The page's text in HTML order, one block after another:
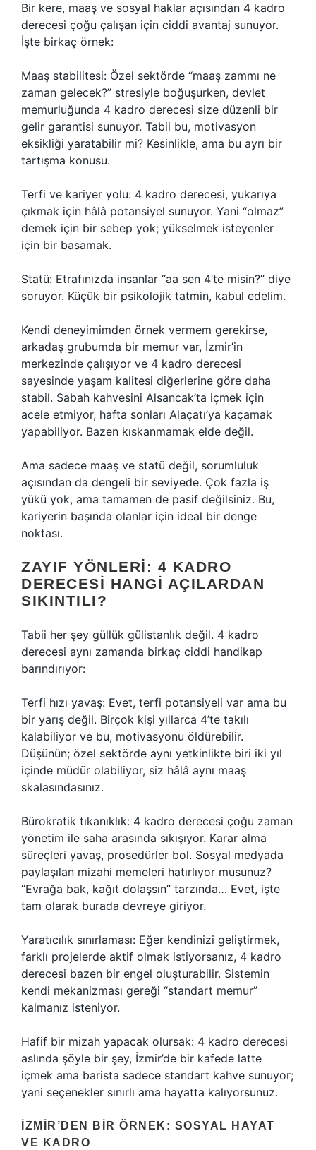
Bir kere, maaş ve sosyal haklar açısından 4 kadro
derecesi çoğu çalışan için ciddi avantaj sunuyor.
İşte birkaç örnek:
Maaş stabilitesi: Özel sektörde “maaş zammı ne
zaman gelecek?” stresiyle boğuşurken, devlet
memurluğunda 4 kadro derecesi size düzenli bir
gelir garantisi sunuyor. Tabii bu, motivasyon
eksikliği yaratabilir mi? Kesinlikle, ama bu ayrı bir
tartışma konusu.
Terfi ve kariyer yolu: 4 kadro derecesi, yukarıya
çıkmak için hâlâ potansiyel sunuyor. Yani “olmaz”
demek için bir sebep yok; yükselmek isteyenler
için bir basamak.
Statü: Etrafınızda insanlar “aa sen 4’te misin?” diye
soruyor. Küçük bir psikolojik tatmin, kabul edelim.
Kendi deneyimimden örnek vermem gerekirse,
arkadaş grubumda bir memur var, İzmir’in
merkezinde çalışıyor ve 4 kadro derecesi
sayesinde yaşam kalitesi diğerlerine göre daha
stabil. Sabah kahvesini Alsancak’ta içmek için
acele etmiyor, hafta sonları Alaçatı’ya kaçamak
yapabiliyor. Bazen kıskanmamak elde değil.
Ama sadece maaş ve statü değil, sorumluluk
açısından da dengeli bir seviyede. Çok fazla iş
yükü yok, ama tamamen de pasif değilsiniz. Bu,
kariyerin başında olanlar için ideal bir denge
noktası.
ZAYIF YÖNLERI: 4 KADRO
DERECESI HANGI AÇILARDAN
SIKINTILI?
Tabii her şey güllük gülistanlık değil. 4 kadro
derecesi aynı zamanda birkaç ciddi handikap
barındırıyor:
Terfi hızı yavaş: Evet, terfi potansiyeli var ama bu
bir yarış değil. Birçok kişi yıllarca 4’te takılı
kalabiliyor ve bu, motivasyonu öldürebilir.
Düşünün; özel sektörde aynı yetkinlikte biri iki yıl
içinde müdür olabiliyor, siz hâlâ aynı maaş
skalasındasınız.
Bürokratik tıkanıklık: 4 kadro derecesi çoğu zaman
yönetim ile saha arasında sıkışıyor. Karar alma
süreçleri yavaş, prosedürler bol. Sosyal medyada
paylaşılan mizahi memeleri hatırlıyor musunuz?
“Evrağa bak, kağıt dolaşsın” tarzında… Evet, işte
tam olarak burada devreye giriyor.
Yaratıcılık sınırlaması: Eğer kendinizi geliştirmek,
farklı projelerde aktif olmak istiyorsanız, 4 kadro
derecesi bazen bir engel oluşturabilir. Sistemin
kendi mekanizması gereği “standart memur”
kalmanız isteniyor.
Hafif bir mizah yapacak olursak: 4 kadro derecesi
aslında şöyle bir şey, İzmir’de bir kafede latte
içmek ama barista sadece standart kahve sunuyor;
yani seçenekler sınırlı ama hayatta kalıyorsunuz.
İZMIR’DEN BIR ÖRNEK: SOSYAL HAYAT
VE KADRO